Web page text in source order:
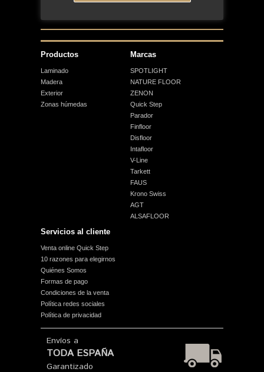
Productos
Laminado
Madera
Exterior
Zonas húmedas
Marcas
SPOTLIGHT
NATURE FLOOR
ZENON
Quick Step
Parador
Finfloor
Disfloor
Intafloor
V-Line
Tarkett
FAUS
Krono Swiss
AGT
ALSAFLOOR
Servicios al cliente
Venta online Quick Step
10 razones para elegirnos
Quiénes Somos
Formas de pago
Condiciones de la venta
Política redes sociales
Política de privacidad
Envíos a
TODA ESPAÑA
Garantizado